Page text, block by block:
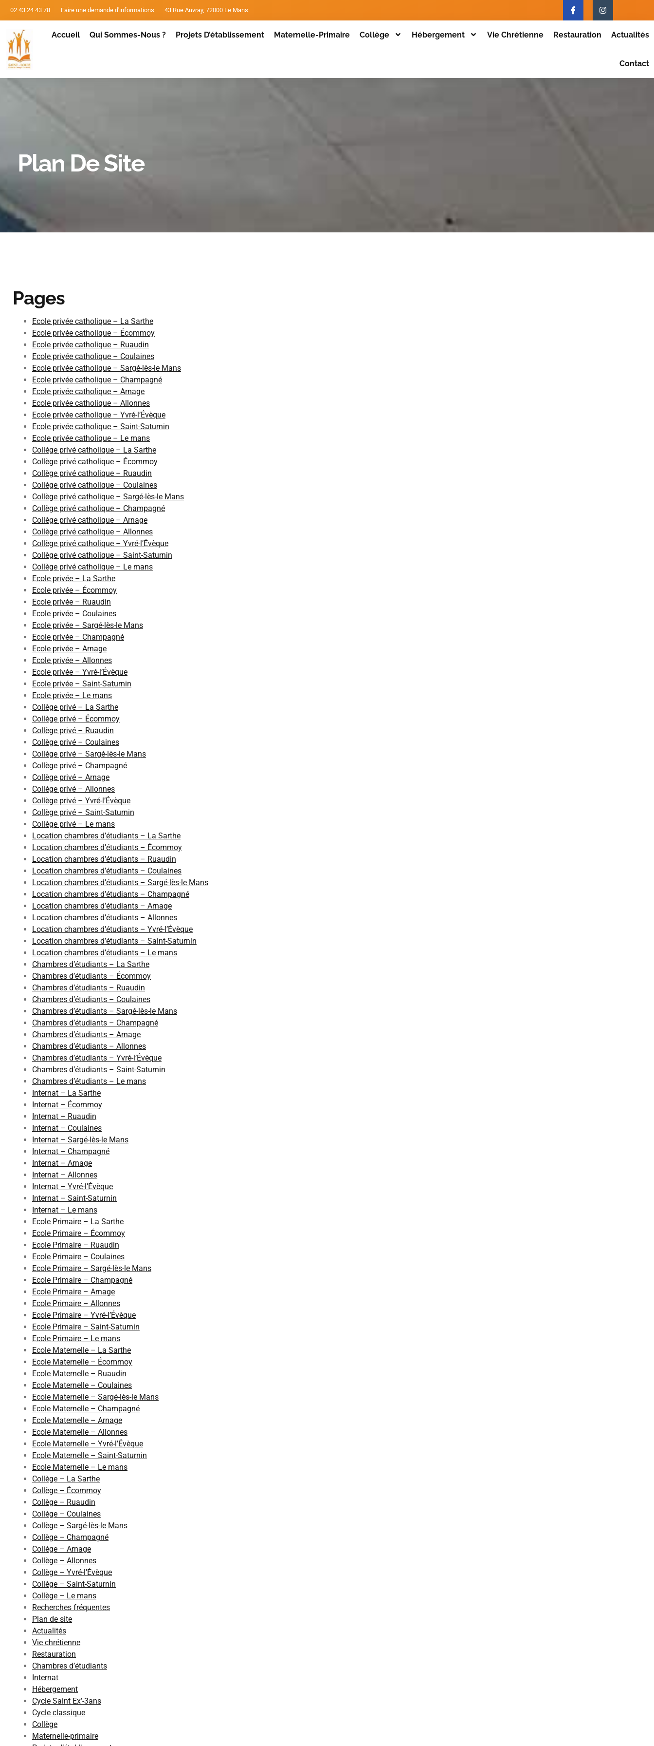
02 43 24 43 78 Faire une demande d'informations 43 Rue Auvray, 72000 Le Mans
Accueil Qui Sommes-Nous ? Projets D’établissement Maternelle-Primaire Collège Hébergement Vie Chrétienne Restauration Actualités
Contact
Plan De Site
Pages
Ecole privée catholique – La Sarthe
Ecole privée catholique – Écommoy
Ecole privée catholique – Ruaudin
Ecole privée catholique – Coulaines
Ecole privée catholique – Sargé-lès-le Mans
Ecole privée catholique – Champagné
Ecole privée catholique – Arnage
Ecole privée catholique – Allonnes
Ecole privée catholique – Yvré-l’Évèque
Ecole privée catholique – Saint-Saturnin
Ecole privée catholique – Le mans
Collège privé catholique – La Sarthe
Collège privé catholique – Écommoy
Collège privé catholique – Ruaudin
Collège privé catholique – Coulaines
Collège privé catholique – Sargé-lès-le Mans
Collège privé catholique – Champagné
Collège privé catholique – Arnage
Collège privé catholique – Allonnes
Collège privé catholique – Yvré-l’Évèque
Collège privé catholique – Saint-Saturnin
Collège privé catholique – Le mans
Ecole privée – La Sarthe
Ecole privée – Écommoy
Ecole privée – Ruaudin
Ecole privée – Coulaines
Ecole privée – Sargé-lès-le Mans
Ecole privée – Champagné
Ecole privée – Arnage
Ecole privée – Allonnes
Ecole privée – Yvré-l’Évèque
Ecole privée – Saint-Saturnin
Ecole privée – Le mans
Collège privé – La Sarthe
Collège privé – Écommoy
Collège privé – Ruaudin
Collège privé – Coulaines
Collège privé – Sargé-lès-le Mans
Collège privé – Champagné
Collège privé – Arnage
Collège privé – Allonnes
Collège privé – Yvré-l’Évèque
Collège privé – Saint-Saturnin
Collège privé – Le mans
Location chambres d’étudiants – La Sarthe
Location chambres d’étudiants – Écommoy
Location chambres d’étudiants – Ruaudin
Location chambres d’étudiants – Coulaines
Location chambres d’étudiants – Sargé-lès-le Mans
Location chambres d’étudiants – Champagné
Location chambres d’étudiants – Arnage
Location chambres d’étudiants – Allonnes
Location chambres d’étudiants – Yvré-l’Évèque
Location chambres d’étudiants – Saint-Saturnin
Location chambres d’étudiants – Le mans
Chambres d’étudiants – La Sarthe
Chambres d’étudiants – Écommoy
Chambres d’étudiants – Ruaudin
Chambres d’étudiants – Coulaines
Chambres d’étudiants – Sargé-lès-le Mans
Chambres d’étudiants – Champagné
Chambres d’étudiants – Arnage
Chambres d’étudiants – Allonnes
Chambres d’étudiants – Yvré-l’Évèque
Chambres d’étudiants – Saint-Saturnin
Chambres d’étudiants – Le mans
Internat – La Sarthe
Internat – Écommoy
Internat – Ruaudin
Internat – Coulaines
Internat – Sargé-lès-le Mans
Internat – Champagné
Internat – Arnage
Internat – Allonnes
Internat – Yvré-l’Évèque
Internat – Saint-Saturnin
Internat – Le mans
Ecole Primaire – La Sarthe
Ecole Primaire – Écommoy
Ecole Primaire – Ruaudin
Ecole Primaire – Coulaines
Ecole Primaire – Sargé-lès-le Mans
Ecole Primaire – Champagné
Ecole Primaire – Arnage
Ecole Primaire – Allonnes
Ecole Primaire – Yvré-l’Évèque
Ecole Primaire – Saint-Saturnin
Ecole Primaire – Le mans
Ecole Maternelle – La Sarthe
Ecole Maternelle – Écommoy
Ecole Maternelle – Ruaudin
Ecole Maternelle – Coulaines
Ecole Maternelle – Sargé-lès-le Mans
Ecole Maternelle – Champagné
Ecole Maternelle – Arnage
Ecole Maternelle – Allonnes
Ecole Maternelle – Yvré-l’Évèque
Ecole Maternelle – Saint-Saturnin
Ecole Maternelle – Le mans
Collège – La Sarthe
Collège – Écommoy
Collège – Ruaudin
Collège – Coulaines
Collège – Sargé-lès-le Mans
Collège – Champagné
Collège – Arnage
Collège – Allonnes
Collège – Yvré-l’Évèque
Collège – Saint-Saturnin
Collège – Le mans
Recherches fréquentes
Plan de site
Actualités
Vie chrétienne
Restauration
Chambres d’étudiants
Internat
Hébergement
Cycle Saint Ex’-3ans
Cycle classique
Collège
Maternelle-primaire